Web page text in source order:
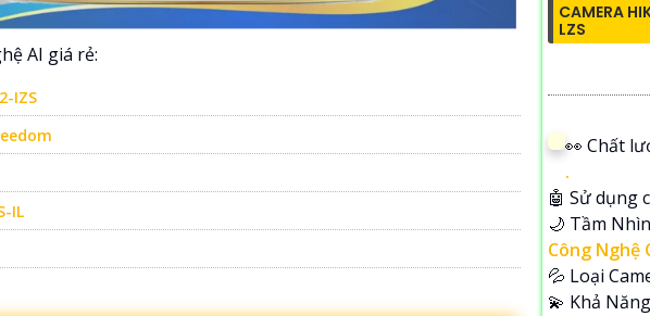
AI giá rẻ:
IZS
IL
CAMERA
LZS
️👀 Chất
.
🤖️ Sử dụng
🌙 Tầm
Công Nghệ
💦 Loại
️💫 Khả